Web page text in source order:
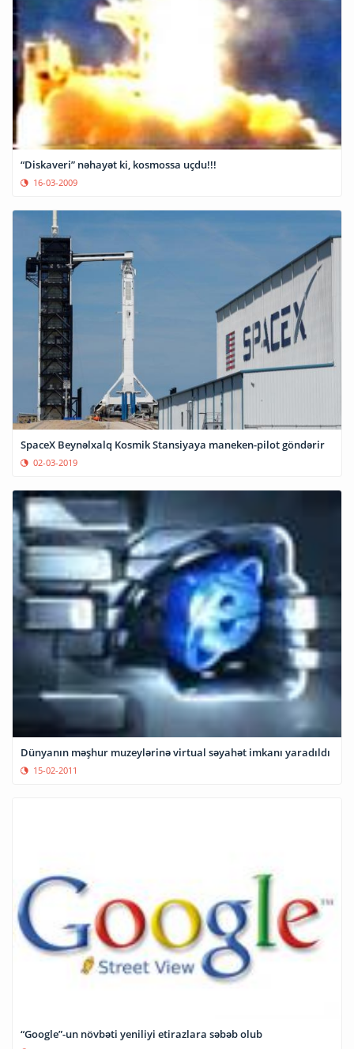
“Diskaveri” nəhayət ki, kosmossa uçdu!!!
16-03-2009
SpaceX Beynəlxalq Kosmik Stansiyaya maneken-pilot göndərir
02-03-2019
Dünyanın məşhur muzeylərinə virtual səyahət imkanı yaradıldı
15-02-2011
“Google”-un növbəti yeniliyi etirazlara səbəb olub